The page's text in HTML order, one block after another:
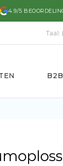
4.9/5
Taal:
B2B